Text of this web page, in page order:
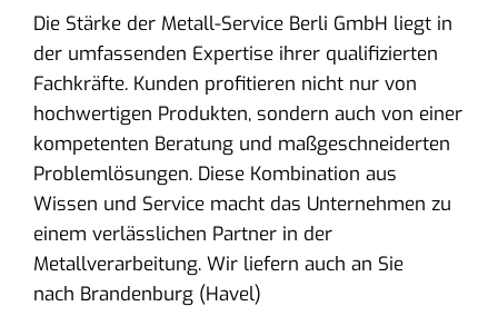
Die Stärke der Metall-Service Berli GmbH liegt in
der umfassenden Expertise ihrer qualifizierten
Fachkräfte. Kunden profitieren nicht nur von
hochwertigen Produkten, sondern auch von einer
kompetenten Beratung und maßgeschneiderten
Problemlösungen. Diese Kombination aus
Wissen und Service macht das Unternehmen zu
einem verlässlichen Partner in der
Metallverarbeitung. Wir liefern auch an Sie
nach Brandenburg (Havel)